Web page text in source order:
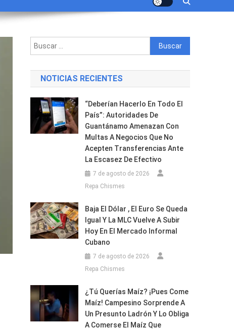
Buscar:
NOTICIAS RECIENTES
“Deberían Hacerlo En Todo El
País”: Autoridades De
Guantánamo Amenazan Con
Multas A Negocios Que No
Acepten Transferencias Ante
La Escasez De Efectivo
7 de agosto de 2026
Repa Chismes
Baja El Dólar , El Euro Se Queda
Igual Y La MLC Vuelve A Subir
Hoy En El Mercado Informal
Cubano
7 de agosto de 2026
Repa Chismes
¿Tú Querías Maíz? ¡Pues Come
Maíz! Campesino Sorprende A
Un Presunto Ladrón Y Lo Obliga
A Comerse El Maíz Que